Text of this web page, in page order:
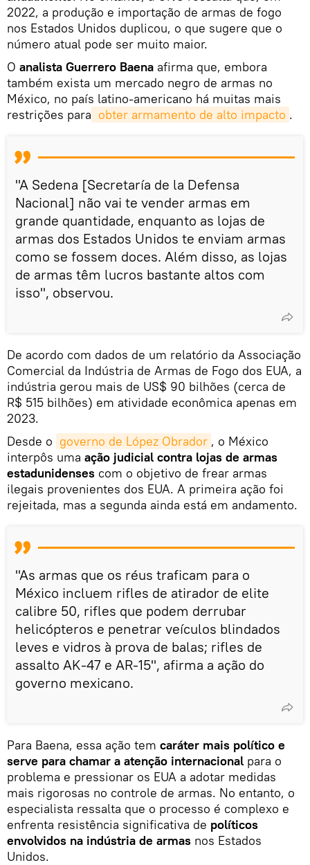
2022, a produção e importação de armas de fogo
nos Estados Unidos duplicou, o que sugere que o
número atual pode ser muito maior.
O analista Guerrero Baena afirma que, embora
também exista um mercado negro de armas no
México, no país latino-americano há muitas mais
restrições para obter armamento de alto impacto .
"A Sedena [Secretaría de la Defensa
Nacional] não vai te vender armas em
grande quantidade, enquanto as lojas de
armas dos Estados Unidos te enviam armas
como se fossem doces. Além disso, as lojas
de armas têm lucros bastante altos com
isso", observou.
De acordo com dados de um relatório da Associação
Comercial da Indústria de Armas de Fogo dos EUA, a
indústria gerou mais de US$ 90 bilhões (cerca de
R$ 515 bilhões) em atividade econômica apenas em
2023.
Desde o governo de López Obrador , o México
interpôs uma ação judicial contra lojas de armas
estadunidenses com o objetivo de frear armas
ilegais provenientes dos EUA. A primeira ação foi
rejeitada, mas a segunda ainda está em andamento.
"As armas que os réus traficam para o
México incluem rifles de atirador de elite
calibre 50, rifles que podem derrubar
helicópteros e penetrar veículos blindados
leves e vidros à prova de balas; rifles de
assalto AK-47 e AR-15", afirma a ação do
governo mexicano.
Para Baena, essa ação tem caráter mais político e
serve para chamar a atenção internacional para o
problema e pressionar os EUA a adotar medidas
mais rigorosas no controle de armas. No entanto, o
especialista ressalta que o processo é complexo e
enfrenta resistência significativa de políticos
envolvidos na indústria de armas nos Estados
Unidos.